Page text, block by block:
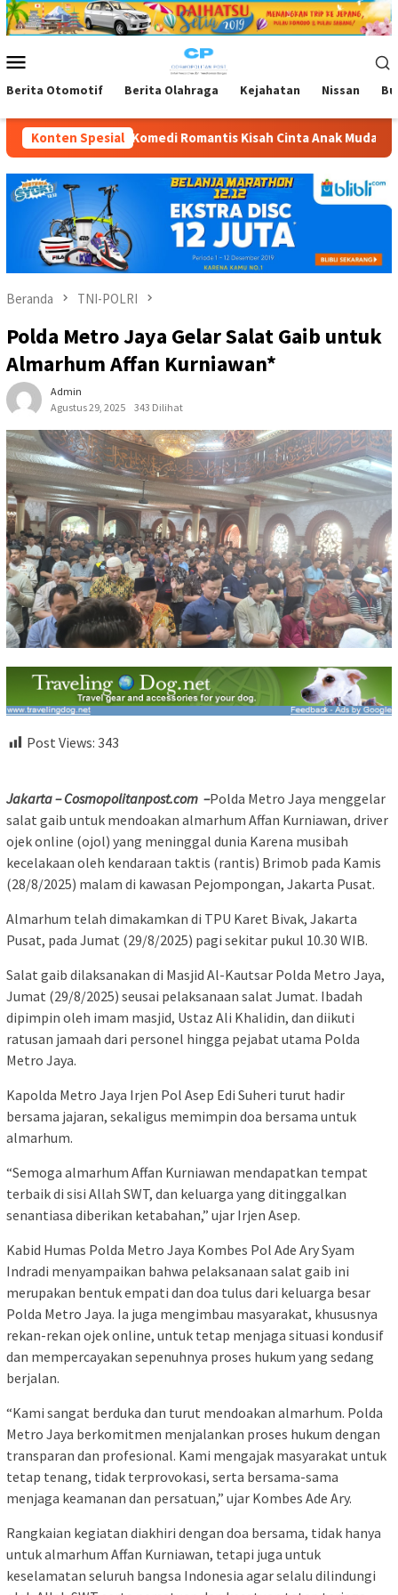
Loncat
ke
Mobile
Berita Otomotif Berita Olahraga Kejahatan Nissan
Konten Spesial
Kisah Cinta Anak Muda Pertama Di Indonesia Dengan
Beranda TNI-POLRI
Polda Metro Jaya Gelar Salat Gaib untuk
Almarhum Affan Kurniawan*
Admin
Agustus 29, 2025
343 Dilihat
Post Views: 343
Jakarta – Cosmopolitanpost.com –Polda Metro Jaya menggelar
salat gaib untuk mendoakan almarhum Affan Kurniawan, driver
ojek online (ojol) yang meninggal dunia Karena musibah
kecelakaan oleh kendaraan taktis (rantis) Brimob pada Kamis
(28/8/2025) malam di kawasan Pejompongan, Jakarta Pusat.
Almarhum telah dimakamkan di TPU Karet Bivak, Jakarta
Pusat, pada Jumat (29/8/2025) pagi sekitar pukul 10.30 WIB.
Salat gaib dilaksanakan di Masjid Al-Kautsar Polda Metro Jaya,
Jumat (29/8/2025) seusai pelaksanaan salat Jumat. Ibadah
dipimpin oleh imam masjid, Ustaz Ali Khalidin, dan diikuti
ratusan jamaah dari personel hingga pejabat utama Polda
Metro Jaya.
Kapolda Metro Jaya Irjen Pol Asep Edi Suheri turut hadir
bersama jajaran, sekaligus memimpin doa bersama untuk
almarhum.
“Semoga almarhum Affan Kurniawan mendapatkan tempat
terbaik di sisi Allah SWT, dan keluarga yang ditinggalkan
senantiasa diberikan ketabahan,” ujar Irjen Asep.
Kabid Humas Polda Metro Jaya Kombes Pol Ade Ary Syam
Indradi menyampaikan bahwa pelaksanaan salat gaib ini
merupakan bentuk empati dan doa tulus dari keluarga besar
Polda Metro Jaya. Ia juga mengimbau masyarakat, khususnya
rekan-rekan ojek online, untuk tetap menjaga situasi kondusif
dan mempercayakan sepenuhnya proses hukum yang sedang
berjalan.
“Kami sangat berduka dan turut mendoakan almarhum. Polda
Metro Jaya berkomitmen menjalankan proses hukum dengan
transparan dan profesional. Kami mengajak masyarakat untuk
tetap tenang, tidak terprovokasi, serta bersama-sama
menjaga keamanan dan persatuan,” ujar Kombes Ade Ary.
Rangkaian kegiatan diakhiri dengan doa bersama, tidak hanya
untuk almarhum Affan Kurniawan, tetapi juga untuk
keselamatan seluruh bangsa Indonesia agar selalu dilindungi